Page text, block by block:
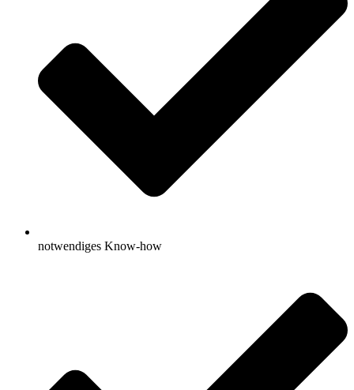
notwendiges Know-how